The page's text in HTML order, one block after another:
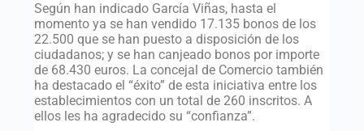
Según han indicado García Viñas, hasta el
momento ya se han vendido 17.135 bonos de los
22.500 que se han puesto a disposición de los
ciudadanos; y se han canjeado bonos por importe
de 68.430 euros. La concejal de Comercio también
ha destacado el “éxito” de esta iniciativa entre los
establecimientos con un total de 260 inscritos. A
ellos les ha agradecido su “confianza”.